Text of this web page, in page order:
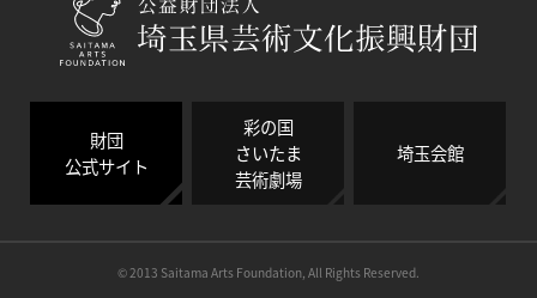
財団
公式サイト
彩の国
さいたま
芸術劇場
埼玉会館
© 2013 Saitama Arts Foundation, All Rights Reserved.